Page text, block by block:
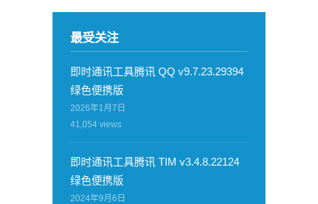
最受关注
即时通讯工具腾讯 QQ v9.7.23.29394
绿色便携版
2026年1月7日
41,054 views
即时通讯工具腾讯 TIM v3.4.8.22124
绿色便携版
2024年9月6日